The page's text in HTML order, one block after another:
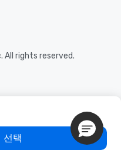
선택
rights reserved.